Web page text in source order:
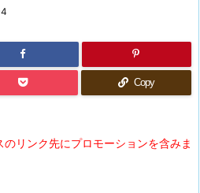
Copy
リンク先にプロモーションを含みま